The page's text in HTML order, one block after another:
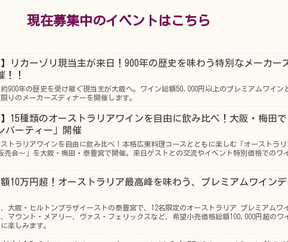
現在募集中のイベントはこちら
リカーゾリ現当主が来日！900年の歴史を味わう特別なメーカー
！！
900年の歴史を受け継ぐ現当主が大阪へ。ワイン総額50,000円以上のプレミアムワイン
りのメーカーズディナーを開催します。
15種類のオーストラリアワインを自由に飲み比べ！大阪・梅田
パーティー」開催
トラリアワインを自由に飲み比べ！本格広東料理コースとともに楽しむ「オーストラリ
売会～」を大阪・梅田・泰豊宮で開催。来日ゲストとの交流やイベント特別価格でのワ
10万円超！オーストラリア最高峰を味わう、プレミアムワインデ
、大阪・ヒルトンプラザイーストの泰豊宮で、12名限定のオーストラリア プレミアムワ
マウント・メアリー、ヴァス・フェリックスなど、希望小売価格総額100,000円超のワ
楽しみます。